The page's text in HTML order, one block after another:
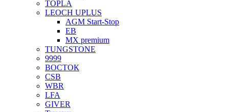
TOPLA
LEOCH UPLUS
AGM Start-Stop
EB
MX premium
TUNGSTONE
9999
ВОСТОК
CSB
WBR
LFA
GIVER